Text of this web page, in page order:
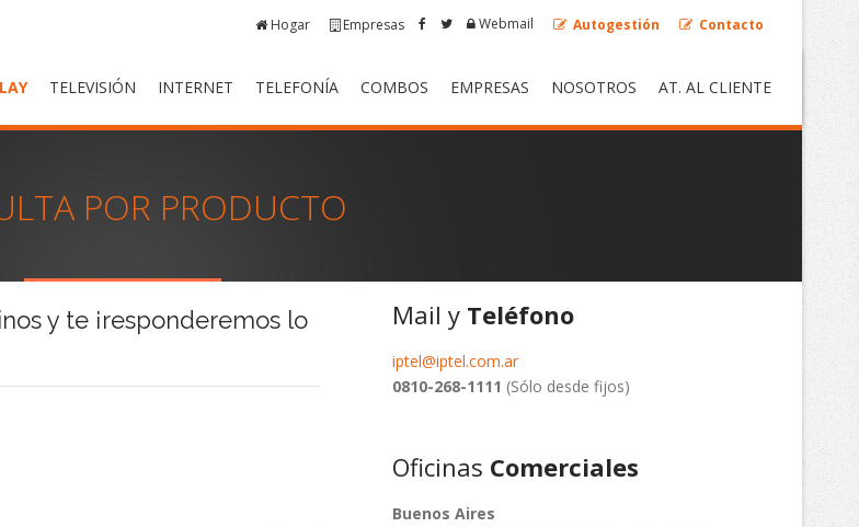
Hogar Empresas Webmail Autogestión Contacto
TELEVISIÓN INTERNET TELEFONÍA COMBOS EMPRESAS NOSOTROS AT. AL CLIENTE
POR PRODUCTO
y te ¡responderemos lo
Mail y Teléfono
iptel@iptel.com.ar
0810-268-1111 (Sólo desde fijos)
Oficinas Comerciales
Buenos Aires